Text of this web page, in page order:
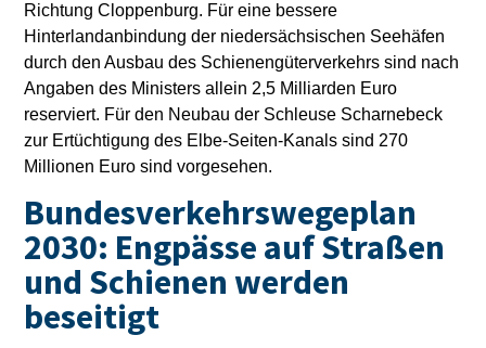
Richtung Cloppenburg. Für eine bessere
Hinterlandanbindung der niedersächsischen Seehäfen
durch den Ausbau des Schienengüterverkehrs sind nach
Angaben des Ministers allein 2,5 Milliarden Euro
reserviert. Für den Neubau der Schleuse Scharnebeck
zur Ertüchtigung des Elbe-Seiten-Kanals sind 270
Millionen Euro sind vorgesehen.
Bundesverkehrswegeplan
2030: Engpässe auf Straßen
und Schienen werden
beseitigt